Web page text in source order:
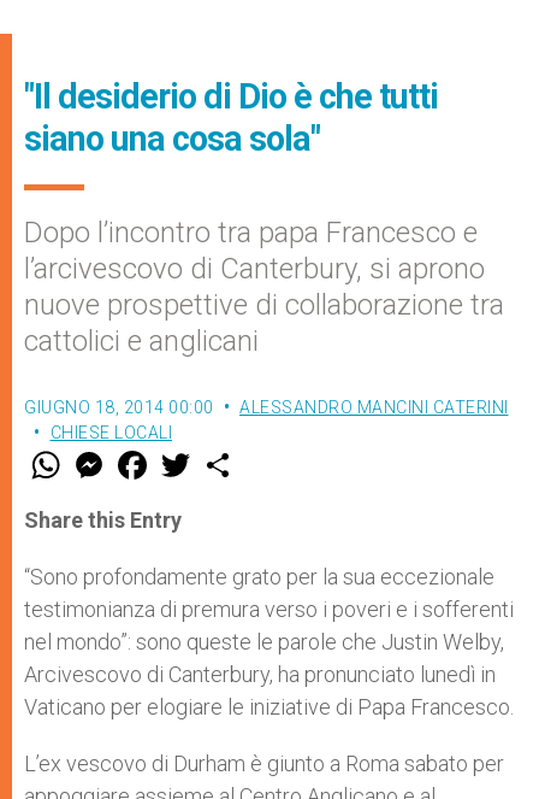
"Il desiderio di Dio è che tutti
siano una cosa sola"
Dopo l’incontro tra papa Francesco e
l’arcivescovo di Canterbury, si aprono
nuove prospettive di collaborazione tra
cattolici e anglicani
GIUGNO 18, 2014 00:00
ALESSANDRO MANCINI CATERINI
CHIESE LOCALI
W
t
s
p
p
M
e
s
e
g
e
r
F
a
e
b
o
k
w
r
Share this Entry
“Sono profondamente grato per la sua eccezionale
testimonianza di premura verso i poveri e i sofferenti
nel mondo”: sono queste le parole che Justin Welby,
Arcivescovo di Canterbury, ha pronunciato lunedì in
Vaticano per elogiare le iniziative di Papa Francesco.
L’ex vescovo di Durham è giunto a Roma sabato per